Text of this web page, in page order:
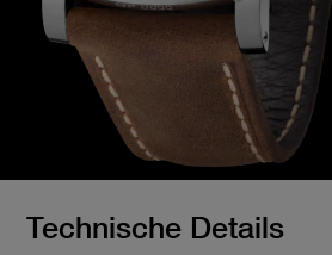
Technische Details